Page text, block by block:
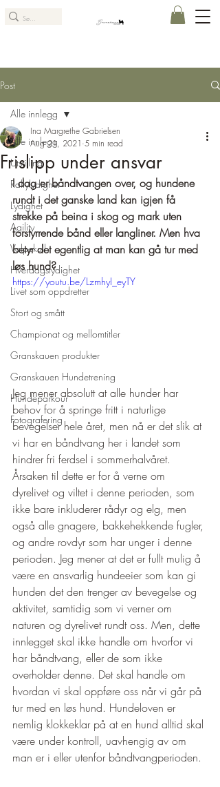
Post
Alle innlegg
Utstilling
Rallylydighet
Lydighet
Agility
Valpekull
Hverdagslydighet
Livet som oppdretter
Stort og smått
Championat og mellomtitler
Granskauen produkter
Granskauen Hundetrening
Hundeparkour
Fotografering
Alle innlegg
Frislipp under ansvar
Ina Margrethe Gabrielsen
Aug 21, 2021 5 min read
I dag er båndtvangen over, og hundene
rundt i det ganske land kan igjen få
strekke på beina i skog og mark uten
forstyrrende bånd eller langliner. Men hva
betyr det egentlig at man kan gå tur med
løs hund?
https://youtu.be/LzmhyI_eyTY
Jeg mener absolutt at alle hunder har
behov for å springe fritt i naturlige
bevegelser hele året, men nå er det slik at
vi har en båndtvang her i landet som
hindrer fri ferdsel i sommerhalvåret.
Årsaken til dette er for å verne om
dyrelivet og viltet i denne perioden, som
ikke bare inkluderer rådyr og elg, men
også alle gnagere, bakkehekkende fugler,
og andre rovdyr som har unger i denne
perioden. Jeg mener at det er fullt mulig å
være en ansvarlig hundeeier som kan gi
hunden det den trenger av bevegelse og
aktivitet, samtidig som vi verner om
naturen og dyrelivet rundt oss. Men, dette
innlegget skal ikke handle om hvorfor vi
har båndtvang, eller de som ikke
overholder denne. Det skal handle om
hvordan vi skal oppføre oss når vi går på
tur med en løs hund. Hundeloven er
nemlig klokkeklar på at en hund alltid skal
være under kontroll, uavhengig av om
man er i eller utenfor båndtvangperioden.